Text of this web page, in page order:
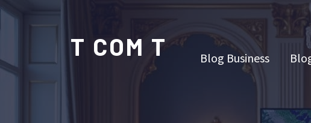
T COM T Blog Business